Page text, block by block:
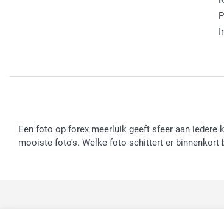
Een foto op forex meerluik geeft sfeer aan
mooiste foto's. Welke foto schittert er binnenkort